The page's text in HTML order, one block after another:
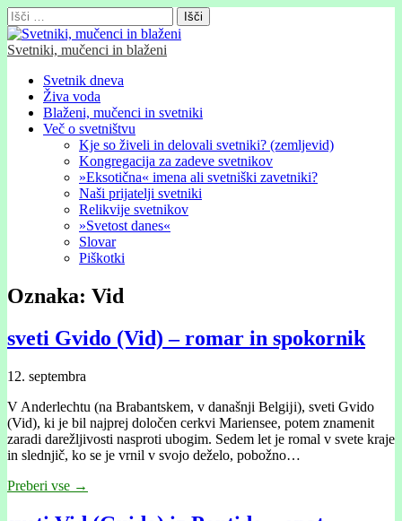
Išči:
Svetniki, mučenci in blaženi
Glavni
meni
Skip
content
Svetnik dneva
Živa voda
Blaženi, mučenci in svetniki
Več o svetništvu
Kje so živeli in delovali svetniki? (zemljevid)
Kongregacija za zadeve svetnikov
»Eksotična« imena ali svetniški zavetniki?
Naši prijatelji svetniki
Relikvije svetnikov
»Svetost danes«
Slovar
Piškotki
Oznaka: Vid
sveti Gvido (Vid) – romar in spokornik
12. septembra
V Anderlechtu (na Brabantskem, v današnji Belgĳi), sveti Gvido
(Vid), ki je bil najprej določen cerkvi Mariensee, potem znamenit
zaradi darežljivosti nasproti ubogim. Sedem let je romal v svete kraje
in slednjič, ko se je vrnil v svojo deželo, pobožno…
Preberi vse →